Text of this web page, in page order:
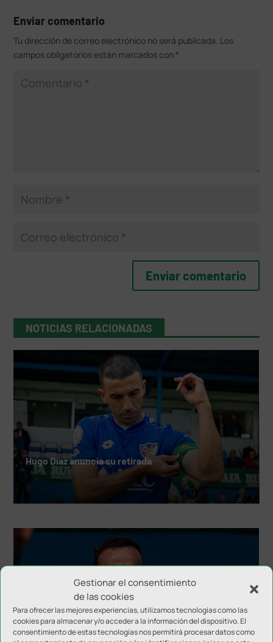
Gestionar el consentimiento
de las cookies
Para ofrecer las mejores experiencias, utilizamos tecnologías como las
cookies para almacenar y/o acceder a la información del dispositivo. El
consentimiento de estas tecnologías nos permitirá procesar datos como
Enviar comentario
Tu dirección de correo electrónico no será publicada. Los
campos obligatorios están marcados con *
NOTICIAS RELACIONADAS
Hugo Díaz anuncia su retirada
El Linares Deportivo configura el cuerpo técnico